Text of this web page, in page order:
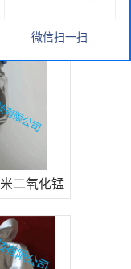
二氧化锰
微信扫一扫